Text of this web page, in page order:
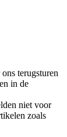
terugsturen
in de
niet voor
zoals